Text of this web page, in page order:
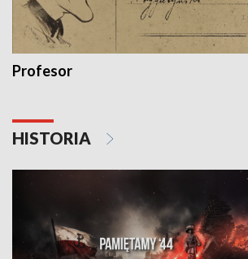
Profesor
HISTORIA